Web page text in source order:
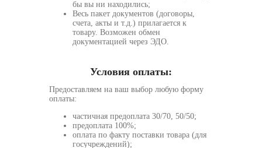
бы вы ни находились;
Весь пакет документов (договоры,
счета, акты и т.д.) прилагается к
товару. Возможен обмен
документацией через ЭДО.
Условия оплаты:
Предоставляем на ваш выбор любую форму
оплаты:
частичная предоплата 30/70, 50/50;
предоплата 100%;
оплата по факту поставки товара (для
госучреждений);